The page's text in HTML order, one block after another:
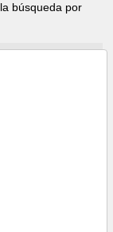
búsqueda por